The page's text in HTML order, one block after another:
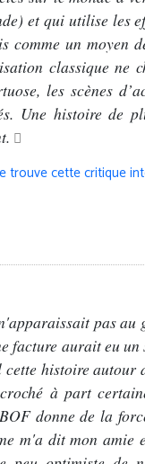
et qui utilise les
comme un moyen
classique ne
les scènes
Une histoire de
trouve cette critique
pas au
facture aurait eu
histoire autour
à part
donne de la
m'a dit mon amie